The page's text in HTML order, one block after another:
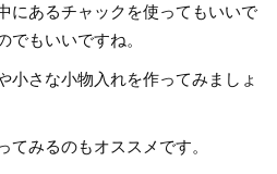
にあるチャックを使ってもいいで
でもいいですね。
小さな小物入れを作ってみましょ
てみるのもオススメです。